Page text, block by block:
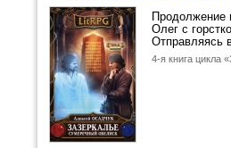
Продолжение
Олег с
Отправляясь
4-я книга цикла